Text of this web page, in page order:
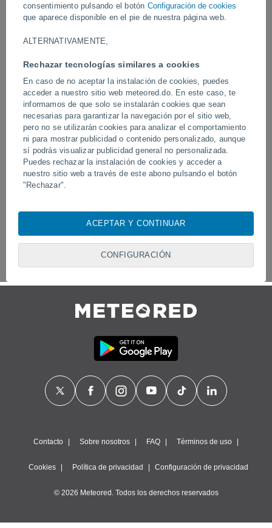
consentimiento pulsando el botón Configuración de cookies
que aparece disponible en el pie de nuestra página web.
ALTERNATIVAMENTE,
Rechazar tecnologías similares a cookies
En caso de no aceptar la instalación de cookies, puedes
acceder a nuestro sitio web meteored.do. En este caso, te
informamos de que solo se instalarán cookies que sean
necesarias para garantizar la navegación por el sitio web,
pero no se utilizarán cookies para analizar el comportamiento
ni para mostrar publicidad o contenido personalizado, aunque
sí podrás visualizar publicidad general no personalizada.
Puedes rechazar la instalación de cookies y acceder a
nuestro sitio web a través de este abono pulsando el botón
"Rechazar".
almacenar, acceder y procesar datos personales como su
visita en este sitio web, las direcciones IP y los
identificadores de cookies. Es posible que algunos
puede retirar su consentimiento u oponerse al tratamiento de
Política de Cookiesen este sitio web.
tratamiento de datos:
Almacenar la información en un dispositivo y/o acceder a
básicos, crear perfiles para publicidad personalizada, utilizar
perfiles para seleccionar la publicidad personalizada, crear un
perfil para personalizar el contenido, uso de perfiles para la
comprender al público a través de estadísticas o a través de
desarrollo y mejora de los servicios, uso de datos limitados
Datos de localización geográfica precisa e identificación
ACEPTAR Y CONTINUAR
CONFIGURACIÓN
Vídeos
Un rayo impactó en un campo de
fútbol en Narathiwat, Tailandia.
Erupción y actividad
Síguenos
Contacto Sobre nosotros FAQ Términos de uso
Cookies Política de privacidad Configuración de privacidad
© 2026 Meteored. Todos los derechos reservados